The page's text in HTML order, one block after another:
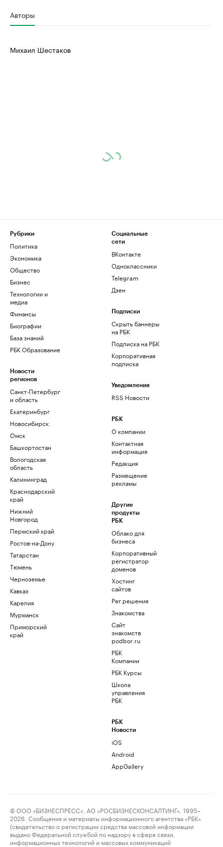
Авторы
Михаил Шестаков
Рубрики
Политика
Экономика
Общество
Бизнес
Технологии и
медиа
Финансы
Биографии
База знаний
РБК Образование
Новости
регионов
Санкт-Петербург
и область
Екатеринбург
Новосибирск
Омск
Башкортостан
Вологодская
область
Калининград
Краснодарский
край
Нижний
Новгород
Пермский край
Ростов-на-Дону
Татарстан
Тюмень
Черноземье
Кавказ
Карелия
Мурманск
Приморский
край
Социальные
сети
ВКонтакте
Одноклассники
Telegram
Дзен
Подписки
Скрыть баннеры
на РБК
Подписка на РБК
Корпоративная
подписка
Уведомления
RSS Новости
РБК
О компании
Контактная
информация
Редакция
Размещение
рекламы
Другие
продукты
РБК
Облако для
бизнеса
Корпоративный
регистратор
доменов
Хостинг
сайтов
Рег.решения
Знакомства
Сайт
знакомств
podbor.ru
РБК
Компании
РБК Курсы
Школа
управления
РБК
РБК
Новости
iOS
Android
AppGallery
© ООО «БИЗНЕСПРЕСС», АО «РОСБИЗНЕСКОНСАЛТИНГ», 1995–
2026. Сообщения и материалы информационного агентства «РБК»
(свидетельство о регистрации средства массовой информации
выдано Федеральной службой по надзору в сфере связи,
информационных технологий и массовых коммуникаций